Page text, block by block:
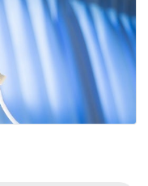
キン コーデ
女の婚活アドバイス】美
かかります。タダで出会
で開運✨銀座ママが作った
25歳で開店✨高嶋りえ子
キン コーデ
サプライズバースデー♪